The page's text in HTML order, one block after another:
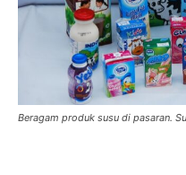
Beragam produk susu di pasaran.